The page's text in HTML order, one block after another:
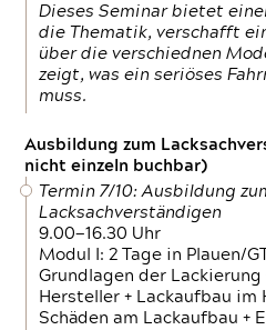
Dieses Seminar bietet
die Thematik, verschafft
über die verschiednen
zeigt, was ein seriöses
muss.
Ausbildung zum
nicht einzeln buchbar)
Termin 7/10: Ausbildung
Lacksachverständigen
9.00—16.30 Uhr
Modul I: 2 Tage in Plauen/
Grundlagen der Lackierung
Hersteller + Lackaufbau im
Schäden am Lackaufbau +